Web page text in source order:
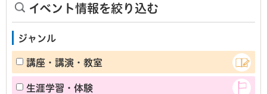
イベント情報を絞り込む
ジャンル
講座・講演・教室
生涯学習・体験